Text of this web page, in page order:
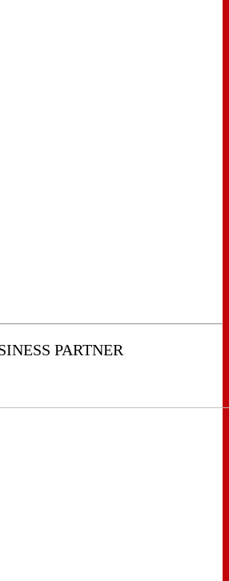
PARTNER